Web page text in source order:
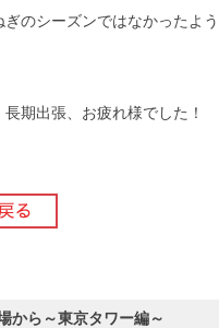
ぎのシーズンではなかったよ
期出張、お疲れ様でした！
から～東京タワー編～